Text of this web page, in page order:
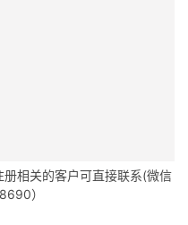
相关的客户可直接联系(微信
）